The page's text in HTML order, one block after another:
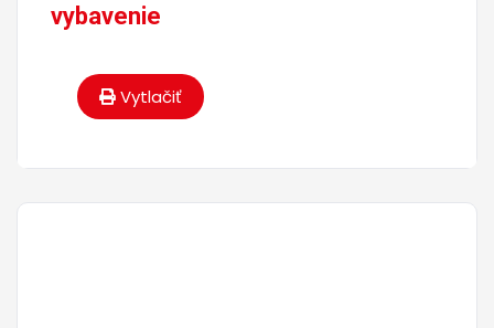
vybavenie
Vytlačiť